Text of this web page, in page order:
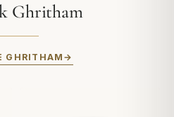
Ghritham
GHRITHAM